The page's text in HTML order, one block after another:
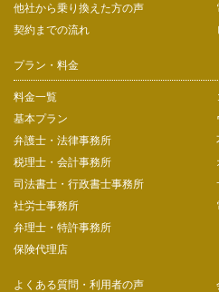
他社から乗り換えた方の声
契約までの流れ
プラン・料金
料金一覧
基本プラン
弁護士・法律事務所
税理士・会計事務所
司法書士・行政書士事務所
社労士事務所
弁理士・特許事務所
保険代理店
よくある質問・利用者の声